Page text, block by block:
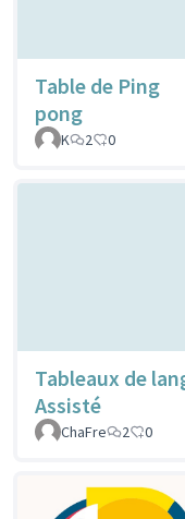
Table de Ping
pong
K
2 0
Tableaux de
Assisté
ChaFre
2 0